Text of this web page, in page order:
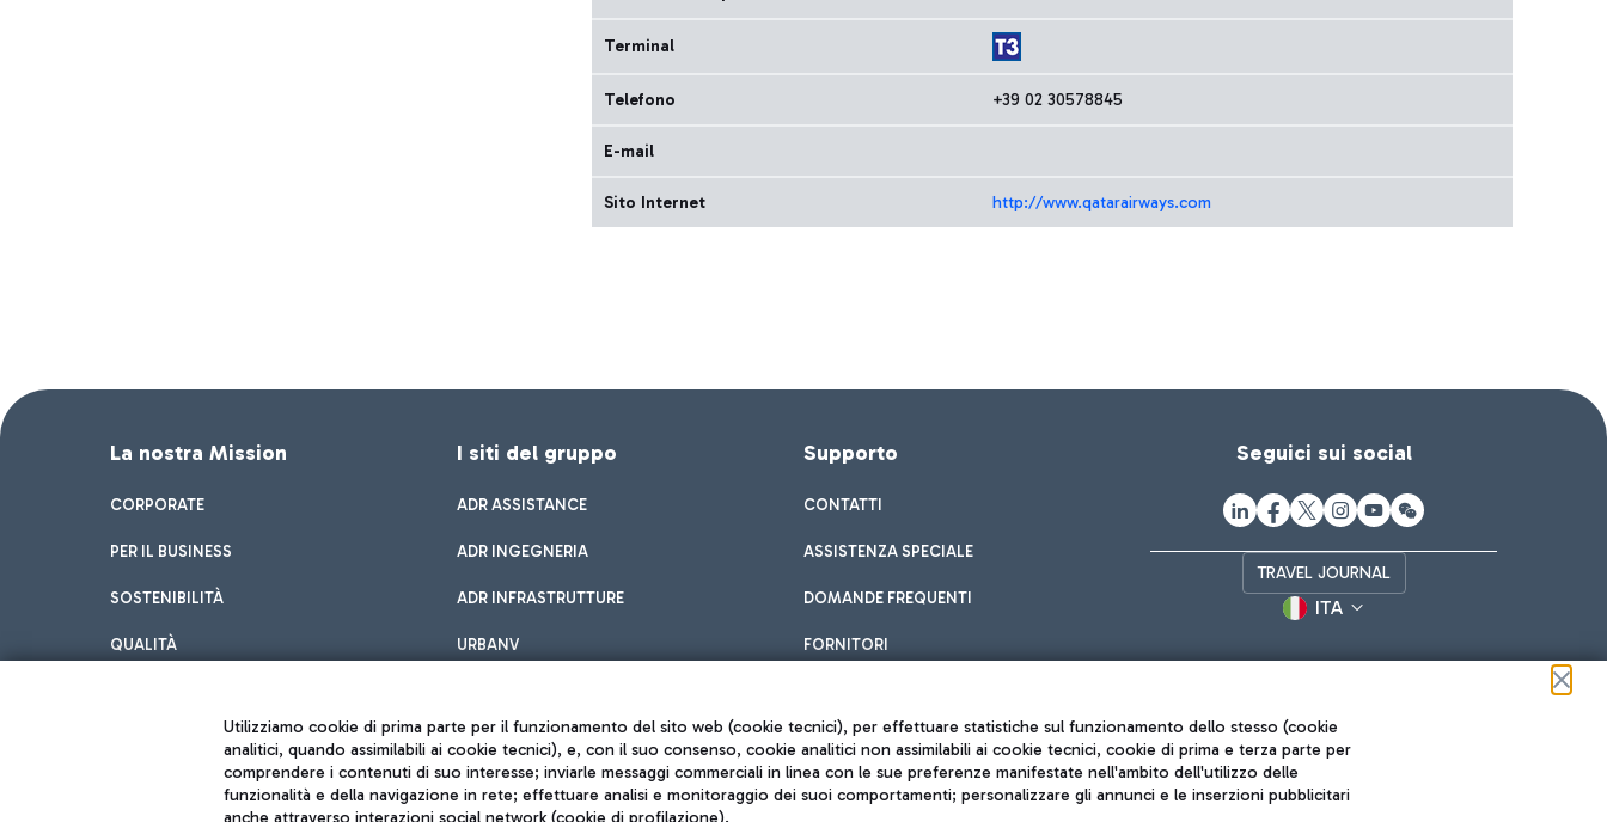
Terminal
Telefono +39 02 30578845
E-mail
Sito Internet http://www.qatarairways.com
La nostra Mission
CORPORATE
PER IL BUSINESS
SOSTENIBILITÀ
QUALITÀ
I siti del gruppo
ADR ASSISTANCE
ADR INGEGNERIA
ADR INFRASTRUTTURE
URBANV
Supporto
CONTATTI
ASSISTENZA SPECIALE
DOMANDE FREQUENTI
FORNITORI
Seguici sui social
TRAVEL JOURNAL
ITA
Utilizziamo cookie di prima parte per il funzionamento del sito web (cookie tecnici), per effettuare statistiche sul funzionamento dello stesso (cookie
analitici, quando assimilabili ai cookie tecnici), e, con il suo consenso, cookie analitici non assimilabili ai cookie tecnici, cookie di prima e terza parte per
comprendere i contenuti di suo interesse; inviarle messaggi commerciali in linea con le sue preferenze manifestate nell'ambito dell'utilizzo delle
funzionalità e della navigazione in rete; effettuare analisi e monitoraggio dei suoi comportamenti; personalizzare gli annunci e le inserzioni pubblicitari
anche attraverso interazioni social network (cookie di profilazione).